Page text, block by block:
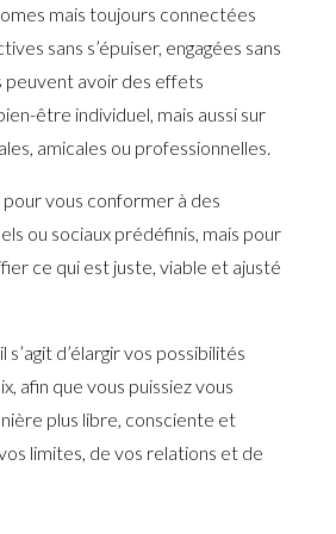
mais toujours connectées
sans s’épuiser, engagées sans
peuvent avoir des effets
être individuel, mais aussi sur
amicales ou professionnelles.
pour vous conformer à des
ou sociaux prédéfinis, mais pour
ce qui est juste, viable et ajusté
s’agit d’élargir vos possibilités
afin que vous puissiez vous
plus libre, consciente et
limites, de vos relations et de